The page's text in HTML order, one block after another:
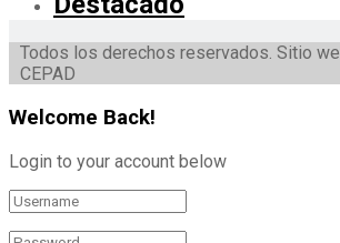
Todos los derechos reservados. Sitio
CEPAD
Welcome Back!
Login to your account below